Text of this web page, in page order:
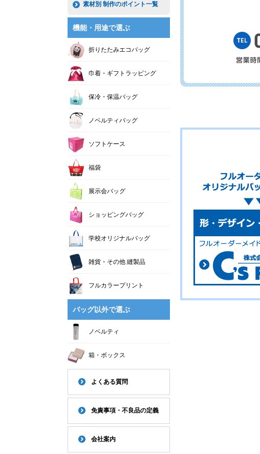
素材別 制作のポイント一覧
機能・用途で選ぶ
折りたたみエコバッグ
巾着・ギフトラッピング
保冷・保温バッグ
ノベルティバッグ
ソフトケース
福袋
展示会バッグ
ショッピングバッグ
学校オリジナルバッグ
雑貨・その他 縫製品
フルカラープリント
バッグ以外で選ぶ
ノベルティ
箱・ボックス
よくある質問
免責事項・不良品の定義
会社案内